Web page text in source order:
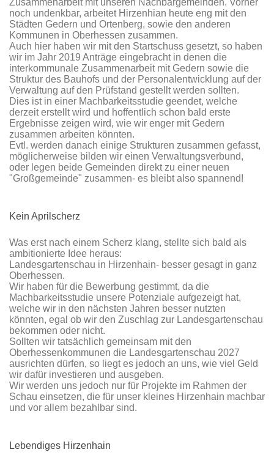
Zusammenarbeit mit unseren Nachbargemeinden. Vorher
noch undenkbar, arbeitet Hirzenhian heute eng mit den
Städten Gedern und Ortenberg, sowie den anderen
Kommunen in Oberhessen zusammen.
Auch hier haben wir mit den Startschuss gesetzt, so haben
wir im Jahr 2019 Anträge eingebracht in denen die
interkommunale Zusammenarbeit mit Gedern sowie die
Struktur des Bauhofs und der Personalentwicklung auf der
Verwaltung auf den Prüfstand gestellt werden sollten.
Dies ist in einer Machbarkeitsstudie geendet, welche
derzeit erstellt wird und hoffentlich schon bald erste
Ergebnisse zeigen wird, wie wir enger mit Gedern
zusammen arbeiten könnten.
Evtl. werden danach einige Strukturen zusammen gefasst,
möglicherweise bilden wir einen Verwaltungsverbund,
oder legen beide Gemeinden direkt zu einer neuen
"Großgemeinde" zusammen- es bleibt also spannend!
Kein Aprilscherz
Was erst nach einem Scherz klang, stellte sich bald als
ambitionierte Idee heraus:
Landesgartenschau in Hirzenhain- besser gesagt in ganz
Oberhessen.
Wir haben für die Bewerbung gestimmt, da die
Machbarkeitsstudie unsere Potenziale aufgezeigt hat,
welche wir in den nächsten Jahren besser nutzten
könnten, egal ob wir den Zuschlag zur Landesgartenschau
bekommen oder nicht.
Sollten wir tatsächlich gemeinsam mit den
Oberhessenkommunen die Landesgartenschau 2027
ausrichten dürfen, so liegt es jedoch an uns, wie viel Geld
wir dafür investieren und ausgeben.
Wir werden uns jedoch nur für Projekte im Rahmen der
Schau einsetzen, die für unser kleines Hirzenhain machbar
und vor allem bezahlbar sind.
Lebendiges Hirzenhain